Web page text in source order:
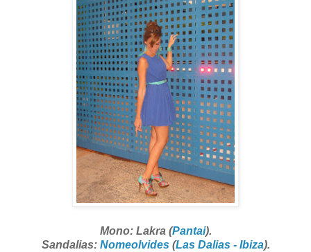
Mono: Lakra (Pantai).
Sandalias: Nomeolvides(Las Dalias - Ibiza).